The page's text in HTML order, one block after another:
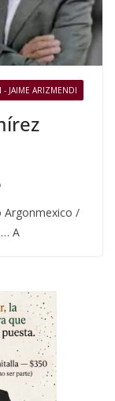
- JAIME ARIZMENDI
Argonmexico /
A